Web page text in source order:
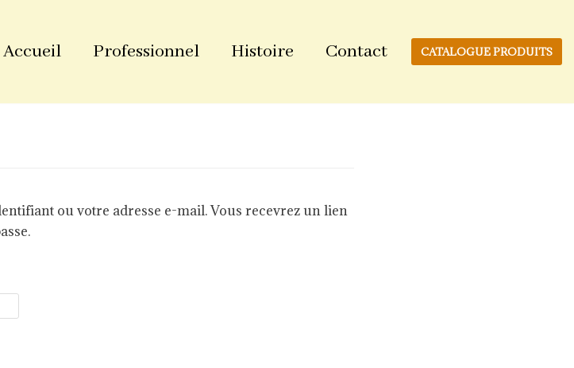
Accueil Professionnel Histoire Contact CATALOGUE PRODUITS
ou votre adresse e-mail. Vous recevrez un lien